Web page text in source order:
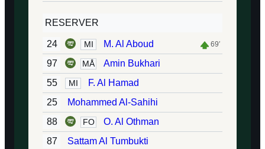
RESERVER
24 MI M. Al Aboud 69′
97 MÅ
Amin Bukhari
55
MI
F. Al Hamad
25
Mohammed Al-Sahihi
88
FO
O. Al Othman
87
Sattam Al Tumbukti